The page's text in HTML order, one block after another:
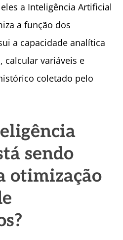
a Inteligência Artificial
a função dos
a capacidade analítica
calcular variáveis e
coletado pelo
sendo
otimização